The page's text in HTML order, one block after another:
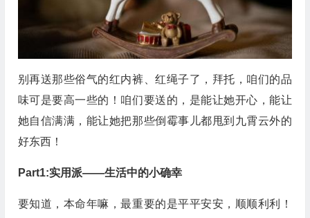
别再送那些俗气的红内裤、红绳子了，拜托，咱们的品
味可是要高一些的！咱们要送的，是能让她开心，能让
她自信满满，能让她把那些倒霉事儿都甩到九霄云外的
好东西！
Part1:实用派——生活中的小确幸
要知道，本命年嘛，最重要的是平平安安，顺顺利利！